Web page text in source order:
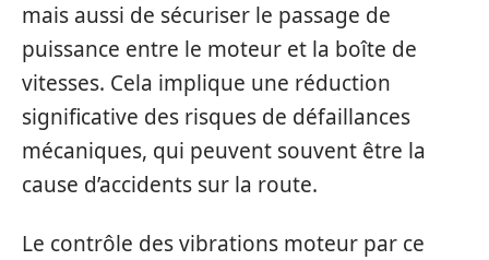
mais aussi de sécuriser le passage de
puissance entre le moteur et la boîte de
vitesses. Cela implique une réduction
significative des risques de défaillances
mécaniques, qui peuvent souvent être la
cause d’accidents sur la route.
Le contrôle des vibrations moteur par ce